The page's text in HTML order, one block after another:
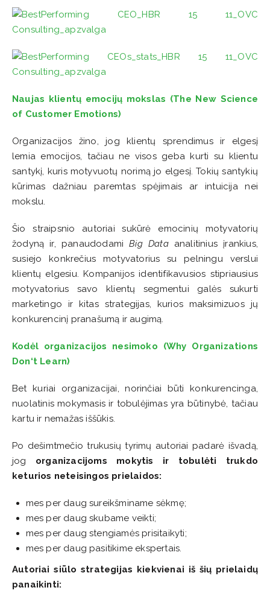
Naujas klientų emocijų mokslas (The New Science
of Customer Emotions)
Organizacijos žino, jog klientų sprendimus ir elgesį
lemia emocijos, tačiau ne visos geba kurti su klientu
santykį, kuris motyvuotų norimą jo elgesį. Tokių santykių
kūrimas dažniau paremtas spėjimais ar intuicija nei
mokslu.
Šio straipsnio autoriai sukūrė emocinių motyvatorių
žodyną ir, panaudodamiBig Dataanalitinius įrankius,
susiejo konkrečius motyvatorius su pelningu verslui
klientų elgesiu. Kompanijos identifikavusios stipriausius
motyvatorius savo klientų segmentui galės sukurti
marketingo ir kitas strategijas, kurios maksimizuos jų
konkurencinį pranašumą ir augimą.
Kodėl organizacijos nesimoko (Why Organizations
Don‘t Learn)
Bet kuriai organizacijai, norinčiai būti konkurencinga,
nuolatinis mokymasis ir tobulėjimas yra būtinybė, tačiau
kartu ir nemažas iššūkis.
Po dešimtmečio trukusių tyrimų autoriai padarė išvadą,
jog organizacijoms mokytis ir tobulėti trukdo
keturios neteisingos prielaidos:
mes per daug sureikšminame sėkmę;
mes per daug skubame veikti;
mes per daug stengiamės prisitaikyti;
mes per daug pasitikime ekspertais.
Autoriai siūlo strategijas kiekvienai iš šių prielaidų
panaikinti: